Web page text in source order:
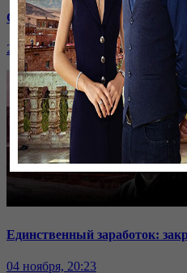
Саммит ОДКБ: под вопросом
24 ноября, 20:43
Единственный заработок:
04 ноября, 20:23